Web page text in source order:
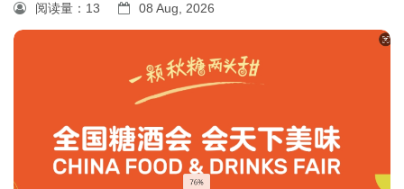
阅读量： 13 08 Aug, 2026